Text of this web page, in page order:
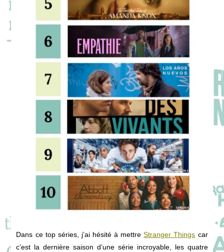
Dans ce top séries, j’ai hésité à mettreStranger Things car
c’est la dernière saison d’une série incroyable, les quatre